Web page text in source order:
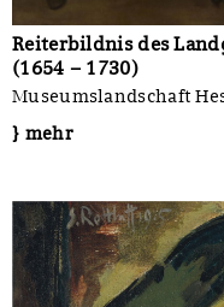
Reiterbildnis des
(1654 – 1730)
Museumslandschaft
} mehr